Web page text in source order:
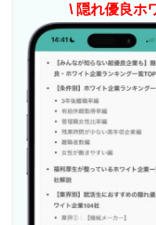
\ 隠れ優良ホ